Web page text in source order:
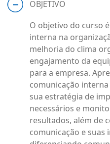
OBJETIVO
O objetivo do curso
interna na
melhoria do clima
engajamento da
para a empresa.
comunicação
sua estratégia de
necessários e
resultados, além de
comunicação e suas